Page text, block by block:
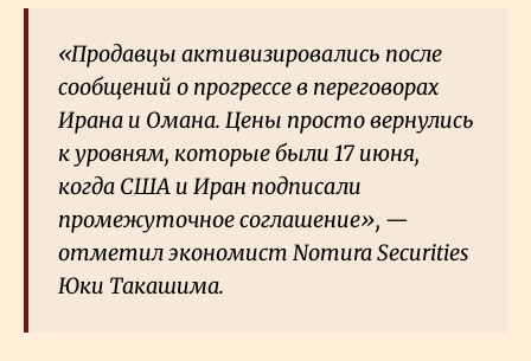
«Продавцы активизировались после
сообщений о прогрессе в переговорах
Ирана и Омана. Цены просто вернулись
к уровням, которые были 17 июня,
когда США и Иран подписали
промежуточное соглашение», —
отметил экономист Nomura Securities
Юки Такашима.